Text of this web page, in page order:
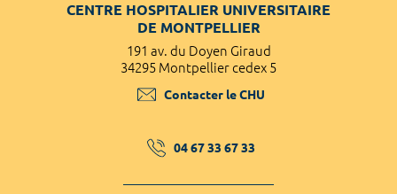
CENTRE HOSPITALIER UNIVERSITAIRE
DE MONTPELLIER
191 av. du Doyen Giraud
34295 Montpellier cedex 5
Contacter le CHU
04 67 33 67 33